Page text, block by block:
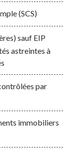
(SCS)
sauf EIP
astreintes à
par
immobiliers